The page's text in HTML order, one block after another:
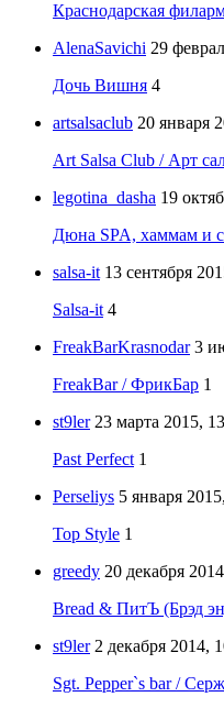
Краснодарская
AlenaSavichi 29
Дочь Вишня 4
artsalsaclub 20 января
Art Salsa Club / Арт
legotina_dasha 19
Дюна SPA, хаммам и
salsa-it 13 сентября
Salsa-it 4
FreakBarKrasnodar 3
FreakBar / ФрикБар 1
st9ler 23 марта 2015,
Past Perfect 1
Perseliys 5 января
Top Style 1
greedy 20 декабря
Bread & ПитЪ (Брэд
st9ler 2 декабря 2014,
Sgt. Pepper`s bar /